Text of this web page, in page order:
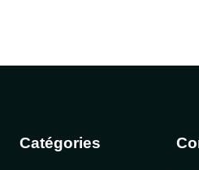
Catégories